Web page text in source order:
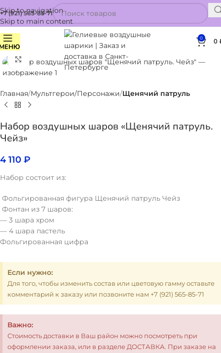
Skip to navigation
Skip to main content
+7 (921) 565-85-71
0 0
Нажмите, чтобы увеличить
Главная Мультгерои/Персонажи Щенячий патруль
Набор воздушных шаров «Щенячий патруль.
Чейз»
4 110 ₽
Набор состоит из:
Фольгированная фигура Щенячий патруль Чейз
Фонтан из 7 шаров:
— 3 шара хром
— 4 шара пастель
Фольгированная цифра
Если нужно:
Для того, чтобы изменить состав или цветовую гамму оставьте
комментарий к заказу или позвоните нам +7 (921) 565-85-71
Важно:
Стоимость доставки в Ваш район можно посмотреть при
оформлении заказа, или в разделе ДОСТАВКА. При заказе на